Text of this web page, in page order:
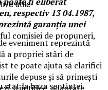
respectiv 13 04.1987,
garanția unei
comisiei de propuneri,
stat la baza sentinței
utile
eveniment reprezintă
a propriei stări de
te poate ajuta să clarifici
depuse și să primești
științifice, adaptate